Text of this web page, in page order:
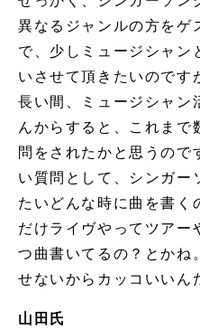
異なるジャンルの方をゲ
で、少しミュージシャン
いさせて頂きたいのです
長い間、ミュージシャン
んからすると、これまで
問をされたかと思うので
い質問として、シンガー
たいどんな時に曲を書く
だけライヴやってツアー
つ曲書いてるの？とかね
せないからカッコいいん
山田氏